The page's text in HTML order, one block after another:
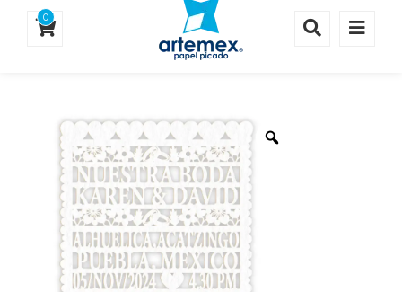
0